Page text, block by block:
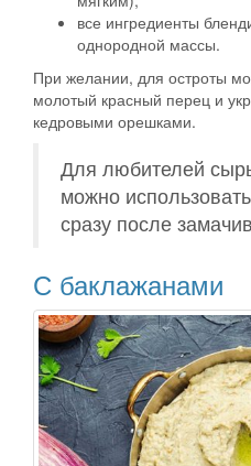
все ингредиенты
однородной массы.
При желании, для остроты
молотый красный перец и
кедровыми орешками.
Для любителей
можно
сразу после
С баклажанами